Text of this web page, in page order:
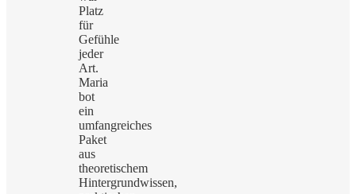
Platz
für
Gefühle
jeder
Art.
Maria
bot
ein
umfangreiches
Paket
aus
theoretischem
Hintergrundwissen,